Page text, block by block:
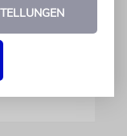
Serbien
Herzlberg